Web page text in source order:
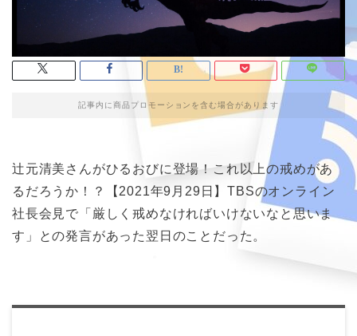
記事内に商品プロモーションを含む場合があります
辻元清美さんがひるおびに登場！これ以上の戒めがあ
るだろうか！？【2021年9月29日】TBSのオンライン
社長会見で「厳しく戒めなければいけないなと思いま
す」との発言があった翌日のことだった。